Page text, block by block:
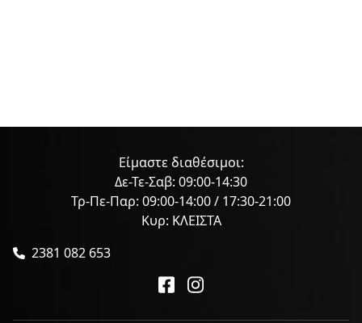
Είμαστε διαθέσιμοι:
Δε-Τε-Σαβ: 09:00-14:30
Τρ-Πε-Παρ: 09:00-14:00 / 17:30-21:00
Κυρ: ΚΛΕΙΣΤΑ
2381 082 653